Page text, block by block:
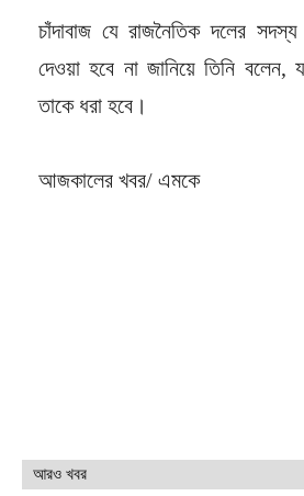
চাঁদাবাজ যে রাজনৈতিক দলের
দেওয়া হবে না জানিয়ে তিনি
তাকে ধরা হবে।
আজকালের খবর/ এমকে
আরও খবর